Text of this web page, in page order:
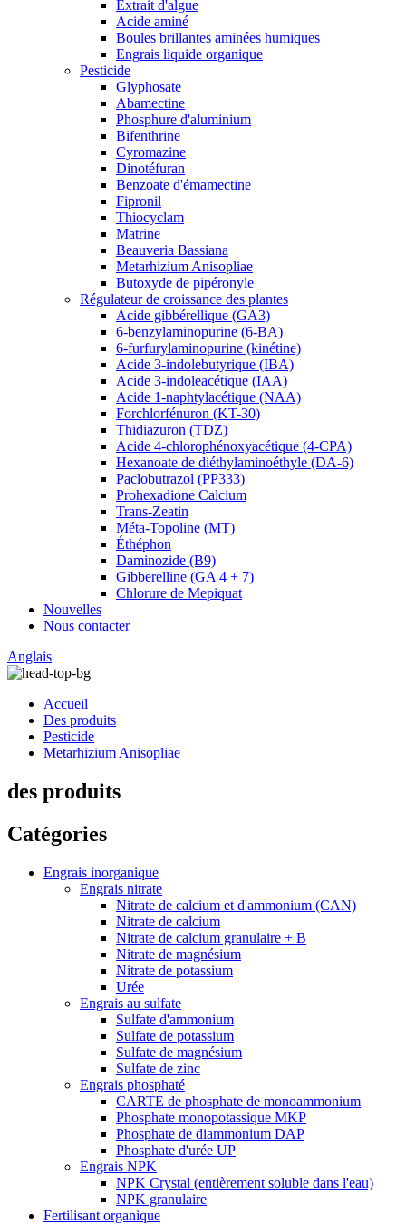
Extrait d'algue
Acide aminé
Boules brillantes aminées humiques
Engrais liquide organique
Pesticide
Glyphosate
Abamectine
Phosphure d'aluminium
Bifenthrine
Cyromazine
Dinotéfuran
Benzoate d'émamectine
Fipronil
Thiocyclam
Matrine
Beauveria Bassiana
Metarhizium Anisopliae
Butoxyde de pipéronyle
Régulateur de croissance des plantes
Acide gibbérellique (GA3)
6-benzylaminopurine (6-BA)
6-furfurylaminopurine (kinétine)
Acide 3-indolebutyrique (IBA)
Acide 3-indoleacétique (IAA)
Acide 1-naphtylacétique (NAA)
Forchlorfénuron (KT-30)
Thidiazuron (TDZ)
Acide 4-chlorophénoxyacétique (4-CPA)
Hexanoate de diéthylaminoéthyle (DA-6)
Paclobutrazol (PP333)
Prohexadione Calcium
Trans-Zeatin
Méta-Topoline (MT)
Éthéphon
Daminozide (B9)
Gibberelline (GA 4 + 7)
Chlorure de Mepiquat
Nouvelles
Nous contacter
Anglais
Accueil
Des produits
Pesticide
Metarhizium Anisopliae
des produits
Catégories
Engrais inorganique
Engrais nitrate
Nitrate de calcium et d'ammonium (CAN)
Nitrate de calcium
Nitrate de calcium granulaire + B
Nitrate de magnésium
Nitrate de potassium
Urée
Engrais au sulfate
Sulfate d'ammonium
Sulfate de potassium
Sulfate de magnésium
Sulfate de zinc
Engrais phosphaté
CARTE de phosphate de monoammonium
Phosphate monopotassique MKP
Phosphate de diammonium DAP
Phosphate d'urée UP
Engrais NPK
NPK Crystal (entièrement soluble dans l'eau)
NPK granulaire
Fertilisant organique